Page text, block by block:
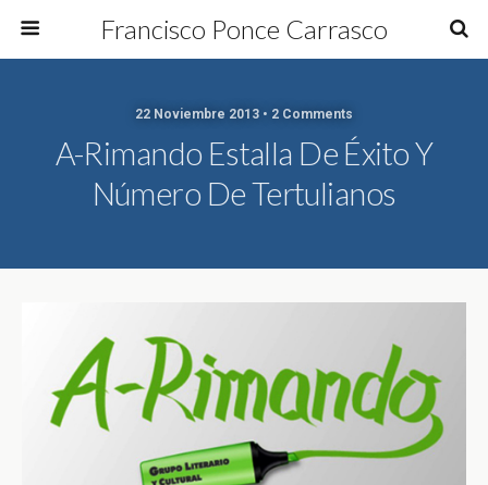
Francisco Ponce Carrasco
22 Noviembre 2013 • 2 Comments
A-Rimando Estalla De Éxito Y
Número De Tertulianos